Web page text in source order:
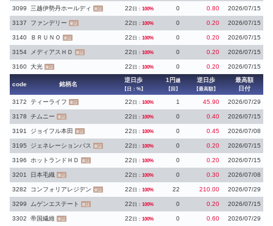
3099 三越伊勢丹ホールディ 東証 22 日： 100% 0 0.80 2026/07/15
3137 ファンデリー 東証 22 日： 100% 0 0.20 2026/07/15
3140 ＢＲＵＮＯ 東証 22 日： 100% 0 0.20 2026/07/15
3154 メディアスＨＤ 東証 22 日： 100% 0 0.20 2026/07/15
3160 大光 東証 22 日： 100% 0 0.20 2026/07/15
code 銘柄名
逆日歩
【日：%】
1円 越
【回】
逆日歩
【最高額】
最高額
日付
3172
ティーライフ 東証 22 日： 100% 1 45.90 2026/07/29
3178 チムニー 東証 22 日： 100% 0 0.40 2026/07/15
3191 ジョイフル本田 東証 22 日： 100% 0 0.45 2026/07/08
3195 ジェネレーションパス 東証 22 日： 100% 0 0.20 2026/07/15
3196 ホットランドＨＤ 東証 22 日： 100% 0 0.20 2026/07/15
3201 日本毛織 東証 22 日： 100% 0 0.30 2026/07/08
3282 コンフォリアレジデン 東証 22 日： 100% 22 210.00 2026/07/29
3299 ムゲンエステート 東証 22 日： 100% 0 0.20 2026/07/15
3302 帝国繊維 東証 22 日： 100% 0 0.60 2026/07/29